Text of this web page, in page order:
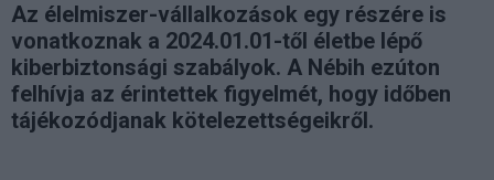
Az élelmiszer-vállalkozások egy részére is
vonatkoznak a 2024.01.01-től életbe lépő
kiberbiztonsági szabályok. A Nébih ezúton
felhívja az érintettek figyelmét, hogy időben
tájékozódjanak kötelezettségeikről.